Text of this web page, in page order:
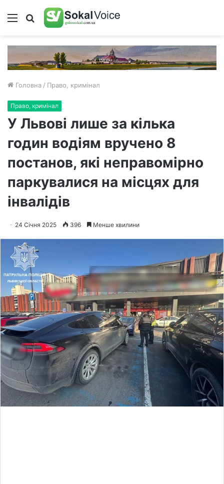
Меню Пошук
Головна / Право, кримінал
Право, кримінал
У Львові лише за кілька
годин водіям вручено 8
постанов, які неправомірно
паркувалися на місцях для
інвалідів
24 Січня 2025 396 Менше хвилини